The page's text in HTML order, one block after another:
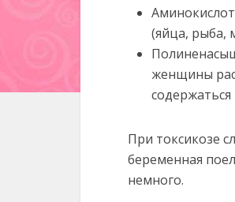
(яйца, рыба,
женщины
При токсикозе
беременная
немного.